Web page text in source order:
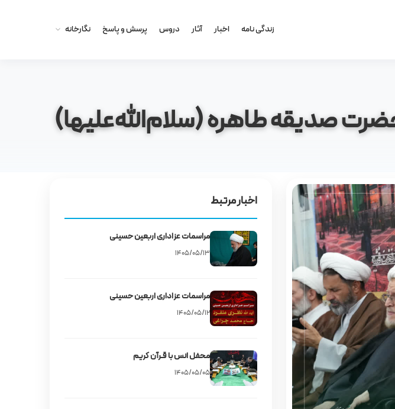
زندگى نامه اخبار آثار دروس پرسش و پاسخ نگارخانه
صدیقه طاهره (سلام‌الله‌علیها)
اخبار مرتبط
مراسمات عزاداری اربعین حسینی
۱۴۰۵/۰۵/۱۳
مراسمات عزاداری اربعین حسینی
۱۴۰۵/۰۵/۱۲
محفل انس با قـرآن کریم
۱۴۰۵/۰۵/۰۵